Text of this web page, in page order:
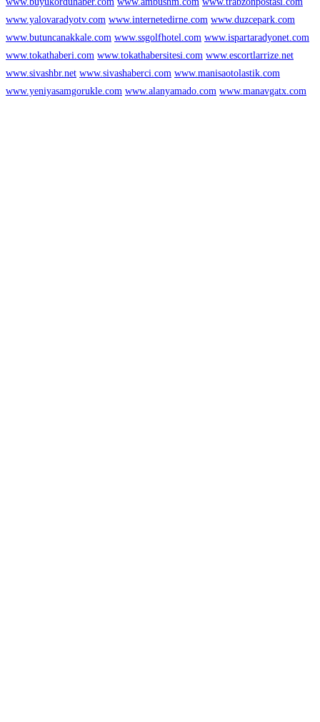
www.yalovaradyotv.com www.internetedirne.com www.duzcepark.com
www.butuncanakkale.com www.ssgolfhotel.com www.ispartaradyonet.com
www.tokathaberi.com www.tokathabersitesi.com www.escortlarrize.net
www.sivashbr.net www.sivashaberci.com www.manisaotolastik.com
www.yeniyasamgorukle.com www.alanyamado.com www.manavgatx.com